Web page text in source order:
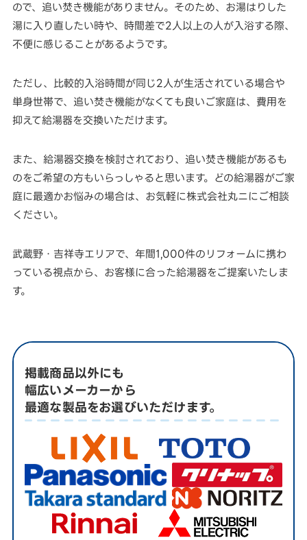
ので、追い焚き機能がありません。そのため、お湯はりした
湯に入り直したい時や、時間差で2人以上の人が入浴する際、
不便に感じることがあるようです。
ただし、比較的入浴時間が同じ2人が生活されている場合や
単身世帯で、追い焚き機能がなくても良いご家庭は、費用を
抑えて給湯器を交換いただけます。
また、給湯器交換を検討されており、追い焚き機能があるも
のをご希望の方もいらっしゃると思います。どの給湯器がご家
庭に最適かお悩みの場合は、お気軽に株式会社丸ニにご相談
ください。
武蔵野・吉祥寺エリアで、年間1,000件のリフォームに携わ
っている視点から、お客様に合った給湯器をご提案いたしま
す。
掲載商品以外にも
幅広いメーカーから
最適な製品をお選びいただけます。